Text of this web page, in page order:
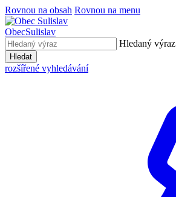
Rovnou na obsah Rovnou na menu
ObecSulislav
Hledaný výraz
Hledat
rozšířené vyhledávání